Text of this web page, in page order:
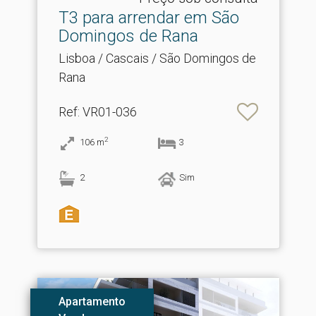
T3 para arrendar em São
Domingos de Rana
Lisboa / Cascais / São Domingos de
Rana
Ref: VR01-036
106 m2 3
2 Sim
Apartamento